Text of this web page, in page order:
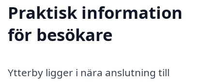
Praktisk information
för besökare
Ytterby ligger i nära anslutning till